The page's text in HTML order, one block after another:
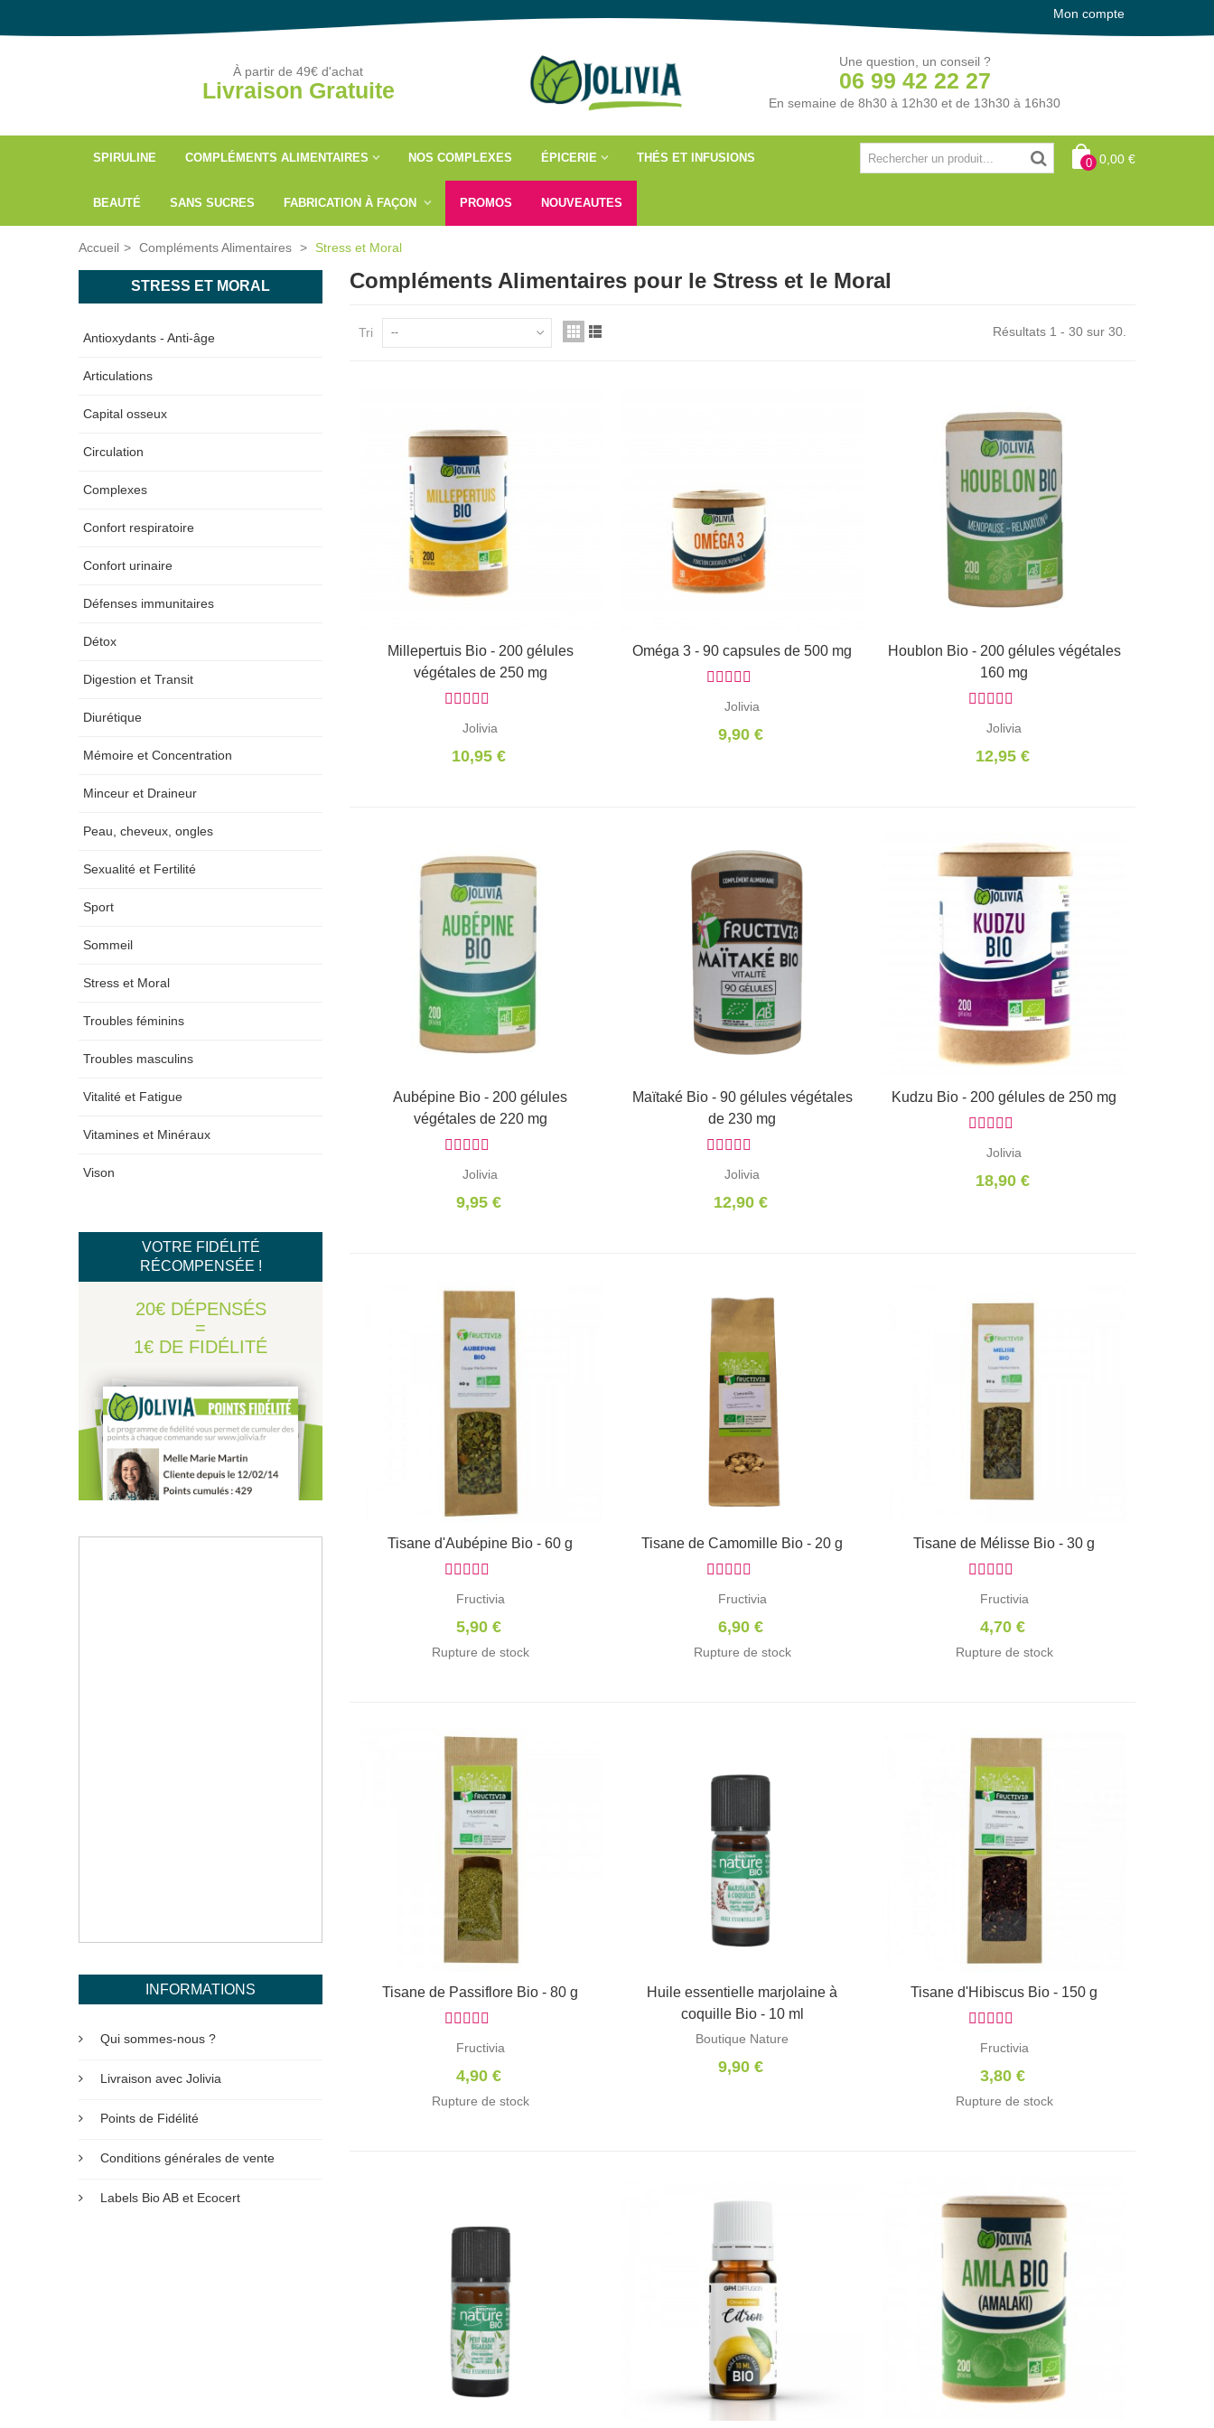
Mon compte
À partir de 49€ d'achat
Livraison Gratuite
Une question, un conseil ?
06 99 42 22 27
En semaine de 8h30 à 12h30 et de 13h30 à 16h30
0 0,00 €
SPIRULINE COMPLÉMENTS ALIMENTAIRES NOS COMPLEXES ÉPICERIE THÉS ET INFUSIONS
BEAUTÉ SANS SUCRES FABRICATION À FAÇON PROMOS NOUVEAUTES
Accueil > Compléments Alimentaires > Stress et Moral
STRESS ET MORAL
Antioxydants - Anti-âge
Articulations
Capital osseux
Circulation
Complexes
Confort respiratoire
Confort urinaire
Défenses immunitaires
Détox
Digestion et Transit
Diurétique
Mémoire et Concentration
Minceur et Draineur
Peau, cheveux, ongles
Sexualité et Fertilité
Sport
Sommeil
Stress et Moral
Troubles féminins
Troubles masculins
Vitalité et Fatigue
Vitamines et Minéraux
Vison
VOTRE FIDÉLITÉ
RÉCOMPENSÉE !
20€ DÉPENSÉS
=
1€ DE FIDÉLITÉ
INFORMATIONS
Qui sommes-nous ?
Livraison avec Jolivia
Points de Fidélité
Conditions générales de vente
Labels Bio AB et Ecocert
Compléments Alimentaires pour le Stress et le Moral
Tri -- Résultats 1 - 30 sur 30.
Ajouter au panier
Millepertuis Bio - 200 gélules
végétales de 250 mg
Jolivia
10,95 €
Ajouter au panier
Oméga 3 - 90 capsules de 500 mg
Jolivia
9,90 €
Ajouter au panier
Houblon Bio - 200 gélules végétales
160 mg
Jolivia
12,95 €
Ajouter au panier
Aubépine Bio - 200 gélules
végétales de 220 mg
Jolivia
9,95 €
Ajouter au panier
Maïtaké Bio - 90 gélules végétales
de 230 mg
Jolivia
12,90 €
Ajouter au panier
Kudzu Bio - 200 gélules de 250 mg
Jolivia
18,90 €
Afficher
Tisane d'Aubépine Bio - 60 g
Fructivia
5,90 €
Rupture de stock
Afficher
Tisane de Camomille Bio - 20 g
Fructivia
6,90 €
Rupture de stock
Afficher
Tisane de Mélisse Bio - 30 g
Fructivia
4,70 €
Rupture de stock
Afficher
Tisane de Passiflore Bio - 80 g
Fructivia
4,90 €
Rupture de stock
Ajouter au panier
Huile essentielle marjolaine à
coquille Bio - 10 ml
Boutique Nature
9,90 €
Afficher
Tisane d'Hibiscus Bio - 150 g
Fructivia
3,80 €
Rupture de stock